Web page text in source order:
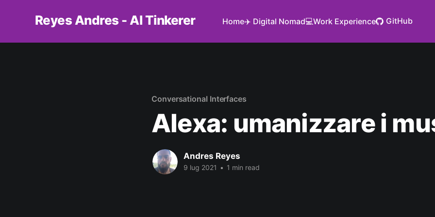
Reyes Andres - AI Tinkerer Home✈️ Digital Nomad💻Work Experience GitHub
Conversational Interfaces
Alexa: umanizzare i
Andres Reyes
9 lug 2021 • 1 min read